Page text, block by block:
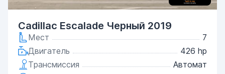
Cadillac Escalade Черный 2019
Мест
7
Двигатель
426 hp
Трансмиссия
Автомат